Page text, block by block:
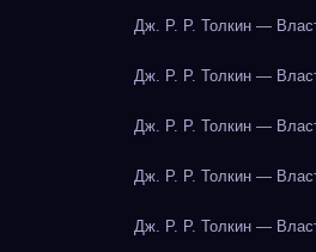
Дж. Р. Р. Толкин —
Дж. Р. Р. Толкин —
Дж. Р. Р. Толкин —
Дж. Р. Р. Толкин —
Дж. Р. Р. Толкин —